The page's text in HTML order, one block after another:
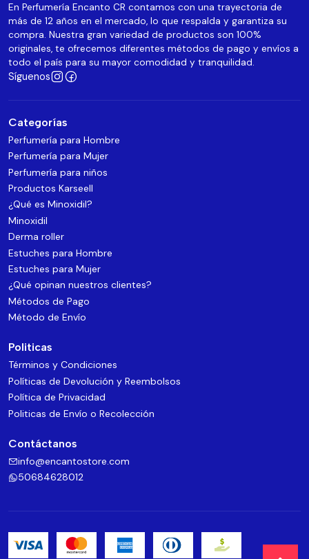
En Perfumería Encanto CR contamos con una trayectoria de
más de 12 años en el mercado, lo que respalda y garantiza su
compra. Nuestra gran variedad de productos son 100%
originales, te ofrecemos diferentes métodos de pago y envíos a
todo el país para su mayor comodidad y tranquilidad.
Síguenos
Categorías
Perfumería para Hombre
Perfumería para Mujer
Perfumería para niños
Productos Karseell
¿Qué es Minoxidil?
Minoxidil
Derma roller
Estuches para Hombre
Estuches para Mujer
¿Qué opinan nuestros clientes?
Métodos de Pago
Método de Envío
Politicas
Términos y Condiciones
Políticas de Devolución y Reembolsos
Política de Privacidad
Politicas de Envío o Recolección
Contáctanos
info@encantostore.com
50684628012